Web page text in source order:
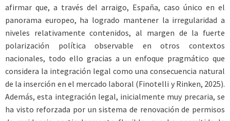
afirmar que, a través del arraigo, España, caso único en el
panorama europeo, ha logrado mantener la irregularidad a
niveles relativamente contenidos, al margen de la fuerte
polarización política observable en otros contextos
nacionales, todo ello gracias a un enfoque pragmático que
considera la integración legal como una consecuencia natural
de la inserción en el mercado laboral (Finotelli y Rinken, 2025).
Además, esta integración legal, inicialmente muy precaria, se
ha visto reforzada por un sistema de renovación de permisos